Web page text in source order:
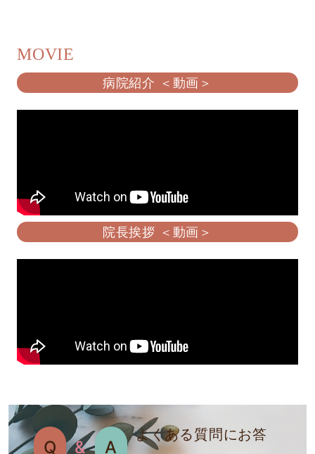
MOVIE
病院紹介 ＜動画＞
院長挨拶 ＜動画＞
Q & A
よくある質問にお答